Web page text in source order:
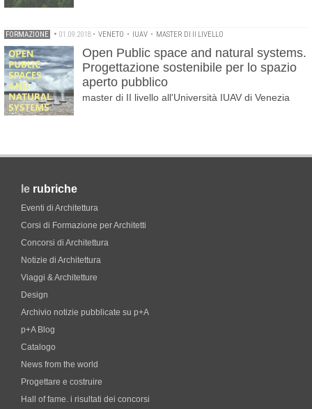
FORMAZIONE • 01.09.2018 • VENETO • IUAV • MASTER DI II LIVELLO
Open Public space and natural systems.
Progettazione sostenibile per lo spazio
aperto pubblico
master di II livello all'Università IUAV di Venezia
le rubriche
Eventi di Architettura
Corsi di Formazione per Architetti
Concorsi di Architettura
Notizie di Architettura
Viaggi & Architetture
Design
Archivio notizie pubblicate su p+A
p+A Blog
Catalogo
News from the world
Progettare e costruire
Hall of fame. i risultati dei concorsi